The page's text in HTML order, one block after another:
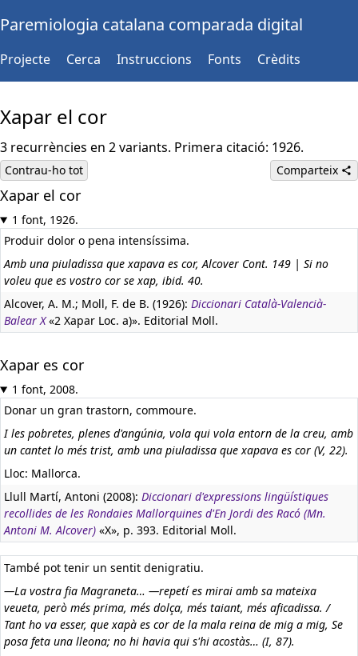
Paremiologia catalana comparada digital
Projecte Cerca Instruccions Fonts Crèdits
Xapar el cor
3 recurrències en 2 variants. Primera citació: 1926.
Contrau-ho tot Comparteix
Xapar el cor
1 font, 1926.
Produir dolor o pena intensíssima.
Amb una piuladissa que xapava es cor, Alcover Cont. 149 | Si no
voleu que es vostro cor se xap, ibid. 40.
Alcover, A. M.; Moll, F. de B. (1926): Diccionari Català-Valencià-
Balear X«2 Xapar Loc. a)». Editorial Moll.
Xapar es cor
1 font, 2008.
Donar un gran trastorn, commoure.
I les pobretes, plenes d'angúnia, vola qui vola entorn de la creu, amb
un cantet lo més trist, amb una piuladissa que xapava es cor (V, 22).
Lloc: Mallorca.
Llull Martí, Antoni (2008): Diccionari d'expressions lingüístiques
recollides de les Rondaies Mallorquines d'En Jordi des Racó (Mn.
Antoni M. Alcover) «X», p. 393. Editorial Moll.
També pot tenir un sentit denigratiu.
—La vostra fia Magraneta… —repetí es mirai amb sa mateixa
veueta, però més prima, més dolça, més taiant, més aficadissa. /
Tant ho va esser, que xapà es cor de la mala reina de mig a mig, Se
posa feta una lleona; no hi havia qui s'hi acostàs… (I, 87).